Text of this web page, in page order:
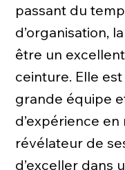
passant du
d’organisation,
être un
ceinture. Elle
grande équipe
d’expérience en
révélateur de
d’exceller dans